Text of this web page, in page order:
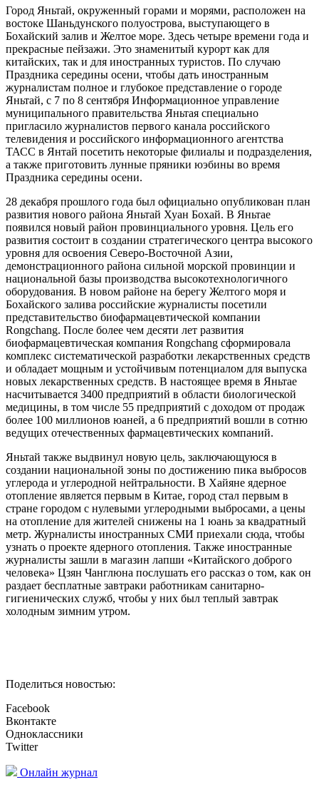
Город Яньтай, окруженный горами и морями, расположен на
востоке Шаньдунского полуострова, выступающего в
Бохайский залив и Желтое море. Здесь четыре времени года и
прекрасные пейзажи. Это знаменитый курорт как для
китайских, так и для иностранных туристов. По случаю
Праздника середины осени, чтобы дать иностранным
журналистам полное и глубокое представление о городе
Яньтай, с 7 по 8 сентября Информационное управление
муниципального правительства Яньтая специально
пригласило журналистов первого канала российского
телевидения и российского информационного агентства
ТАСС в Янтай посетить некоторые филиалы и подразделения,
а также приготовить лунные пряники юэбины во время
Праздника середины осени.
28 декабря прошлого года был официально опубликован план
развития нового района Яньтай Хуан Бохай. В Яньтае
появился новый район провинциального уровня. Цель его
развития состоит в создании стратегического центра высокого
уровня для освоения Северо-Восточной Азии,
демонстрационного района сильной морской провинции и
национальной базы производства высокотехнологичного
оборудования. В новом районе на берегу Желтого моря и
Бохайского залива российские журналисты посетили
представительство биофармацевтической компании
Rongchang. После более чем десяти лет развития
биофармацевтическая компания Rongchang сформировала
комплекс систематической разработки лекарственных средств
и обладает мощным и устойчивым потенциалом для выпуска
новых лекарственных средств. В настоящее время в Яньтае
насчитывается 3400 предприятий в области биологической
медицины, в том числе 55 предприятий с доходом от продаж
более 100 миллионов юаней, а 6 предприятий вошли в сотню
ведущих отечественных фармацевтических компаний.
Яньтай также выдвинул новую цель, заключающуюся в
создании национальной зоны по достижению пика выбросов
углерода и углеродной нейтральности. В Хайяне ядерное
отопление является первым в Китае, город стал первым в
стране городом с нулевыми углеродными выбросами, а цены
на отопление для жителей снижены на 1 юань за квадратный
метр. Журналисты иностранных СМИ приехали сюда, чтобы
узнать о проекте ядерного отопления. Также иностранные
журналисты зашли в магазин лапши «Китайского доброго
человека» Цзян Чанглюна послушать его рассказ о том, как он
раздает бесплатные завтраки работникам санитарно-
гигиенических служб, чтобы у них был теплый завтрак
холодным зимним утром.
Поделиться новостью:
Facebook
Вконтакте
Одноклассники
Twitter
Онлайн журнал